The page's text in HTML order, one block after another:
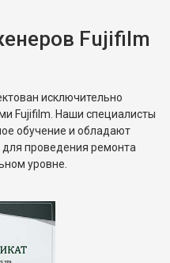
Fujifilm
исключительно
Fujifilm. Наши специалисты
обучение и обладают
проведения ремонта
уровне.